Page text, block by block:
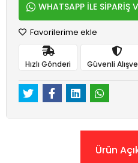
WHATSAPP İLE SİPARİŞ
Favorilerime ekle
Hızlı Gönderi Güvenli
Ürün